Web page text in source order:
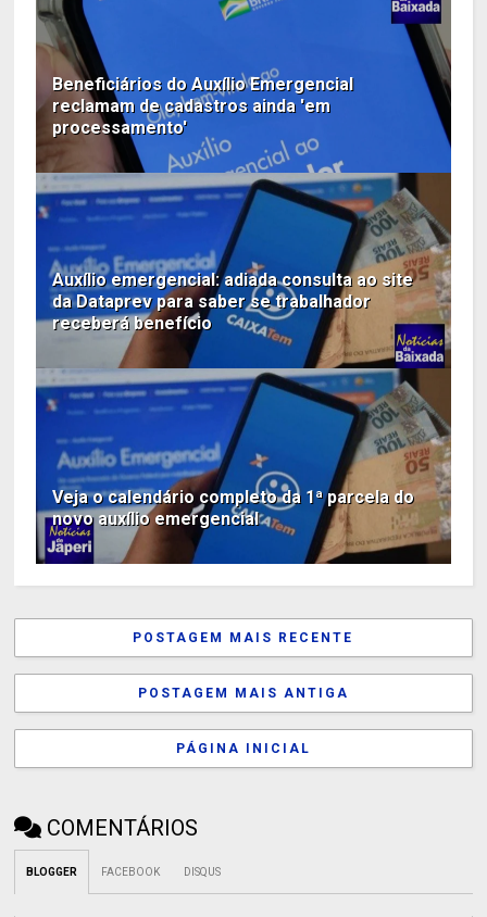
Beneficiários do Auxílio Emergencial
reclamam de cadastros ainda 'em
processamento'
Auxílio emergencial: adiada consulta ao site
da Dataprev para saber se trabalhador
receberá benefício
Veja o calendário completo da 1ª parcela do
novo auxílio emergencial
POSTAGEM MAIS RECENTE
POSTAGEM MAIS ANTIGA
PÁGINA INICIAL
COMENTÁRIOS
BLOGGER FACEBOOK DISQUS